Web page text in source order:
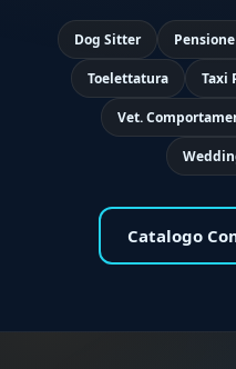
Dog Sitter
Toelettatura Taxi
Vet.
Catalogo